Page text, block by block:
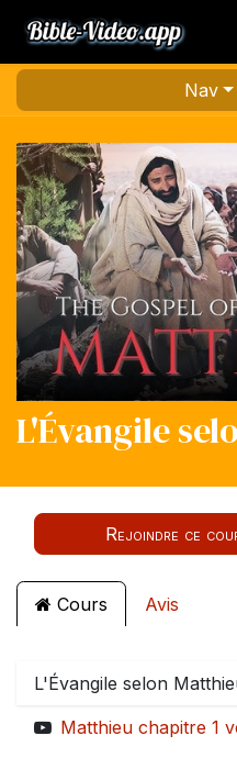
Nav
L'Évangile
Rejoindre ce
Cours Avis
L'Évangile selon